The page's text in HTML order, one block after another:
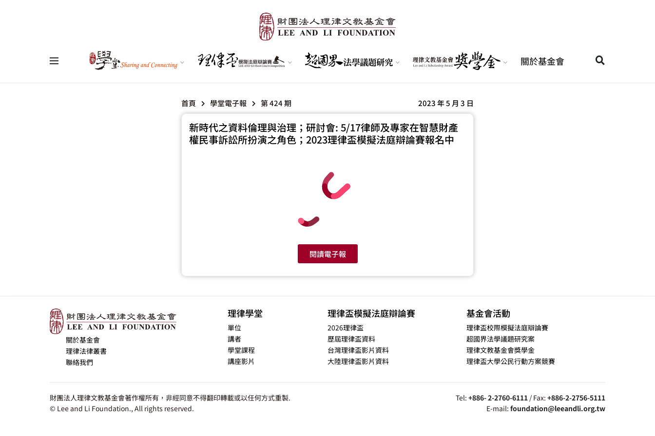
關於基金會
首頁 學堂電子報 第 424 期 2023 年 5 月 3 日
新時代之資料倫理與治理；研討會: 5/17律師及專家在智慧財產
權民事訴訟所扮演之角色；2023理律盃模擬法庭辯論賽報名中
閱讀電子報
關於基金會
理律法律叢書
聯絡我們
理律學堂
單位
講者
學堂課程
講座影片
理律盃模擬法庭辯論賽
2026理律盃
歷屆理律盃資料
台灣理律盃影片資料
大陸理律盃影片資料
基金會活動
理律盃校際模擬法庭辯論賽
超國界法學議題研究案
理律文教基金會獎學金
理律盃大學公民行動方案競賽
財團法人理律文教基金會著作權所有，非經同意不得翻印轉載或以任何方式重製.
© Lee and Li Foundation., All rights reserved.
Tel: +886- 2-2760-6111 / Fax: +886-2-2756-5111
E-mail: foundation@leeandli.org.tw